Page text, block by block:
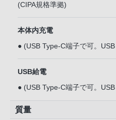
(CIPA規格準拠)
本体内充電
● (USB Type-C端子で可。
USB給電
● (USB Type-C端子で可。
質量